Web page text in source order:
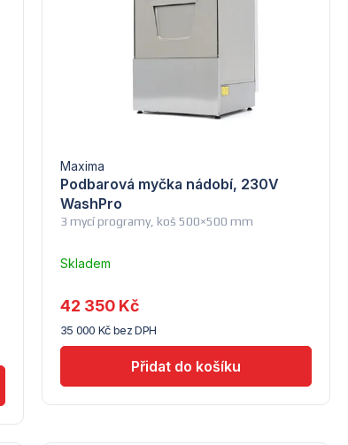
3 mycí programy, koš 500×500 mm
Podbarová myčka nádobí, 230V
WashPro
Maxima
z
5
hvězdiček.
Skladem
dodavatele
(10)
35 000 Kč bez DPH
42 350 Kč